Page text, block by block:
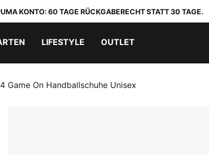
KONTO: 60 TAGE RÜCKGABERECHT STATT 30 TAGE.
LIFESTYLE OUTLET
Game On Handballschuhe Unisex